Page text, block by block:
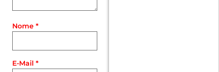
Nome *
E-Mail *